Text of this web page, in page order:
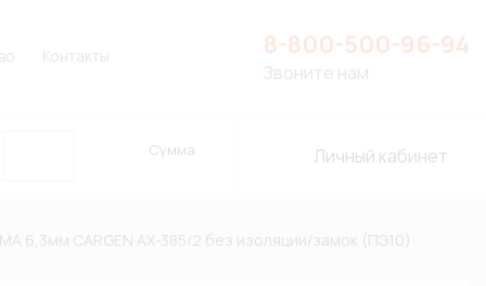
Контакты 8-800-500-96-94
Звоните нам
Сумма Личный кабинет
6,3мм CARGEN AX-385/2 без изоляции/замок (ПЭ10)